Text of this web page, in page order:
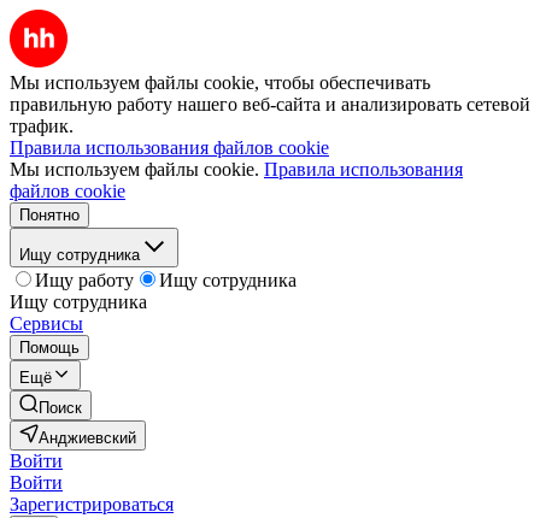
Мы используем файлы cookie, чтобы обеспечивать
правильную работу нашего веб-сайта и анализировать сетевой
трафик.
Правила использования файлов cookie
Мы используем файлы cookie. Правила использования
файлов cookie
Понятно
Ищу сотрудника
Ищу работу
Ищу сотрудника
Ищу сотрудника
Сервисы
Помощь
Ещё
Поиск
Анджиевский
Войти
Войти
Зарегистрироваться